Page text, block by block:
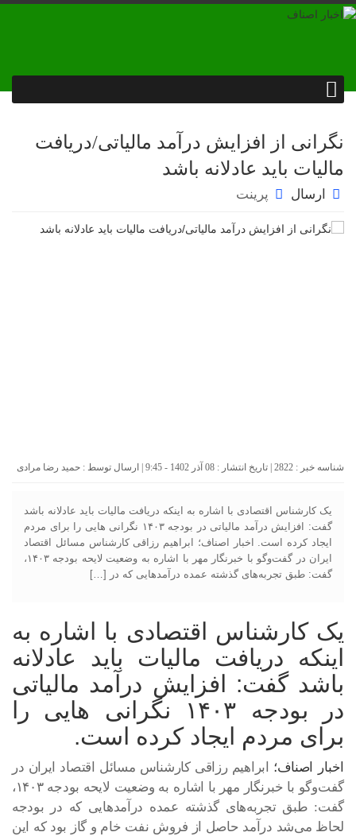
نگرانی از افزایش درآمد مالیاتی/دریافت
مالیات باید عادلانه باشد
ارسال پرینت
شناسه خبر : 2822 | تاریخ انتشار : 08 آذر 1402 - 9:45 | ارسال توسط : حمید رضا مرادی
یک کارشناس اقتصادی با اشاره به اینکه دریافت مالیات باید عادلانه باشد
گفت: افزایش درآمد مالیاتی در بودجه ۱۴۰۳ نگرانی هایی را برای مردم
ایجاد کرده است. اخبار اصناف؛ ابراهیم رزاقی کارشناس مسائل اقتصاد
ایران در گفت‌وگو با خبرنگار مهر با اشاره به وضعیت لایحه بودجه ۱۴۰۳،
گفت: طبق تجربه‌های گذشته عمده درآمدهایی که در […]
یک کارشناس اقتصادی با اشاره به
اینکه دریافت مالیات باید عادلانه
باشد گفت: افزایش درآمد مالیاتی
در بودجه ۱۴۰۳ نگرانی هایی را
برای مردم ایجاد کرده است.
اخبار اصناف؛ ابراهیم رزاقی کارشناس مسائل اقتصاد ایران در
گفت‌وگو با خبرنگار مهر با اشاره به وضعیت لایحه بودجه ۱۴۰۳،
گفت: طبق تجربه‌های گذشته عمده درآمدهایی که در بودجه
لحاظ می‌شد درآمد حاصل از فروش نفت خام و گاز بود که این